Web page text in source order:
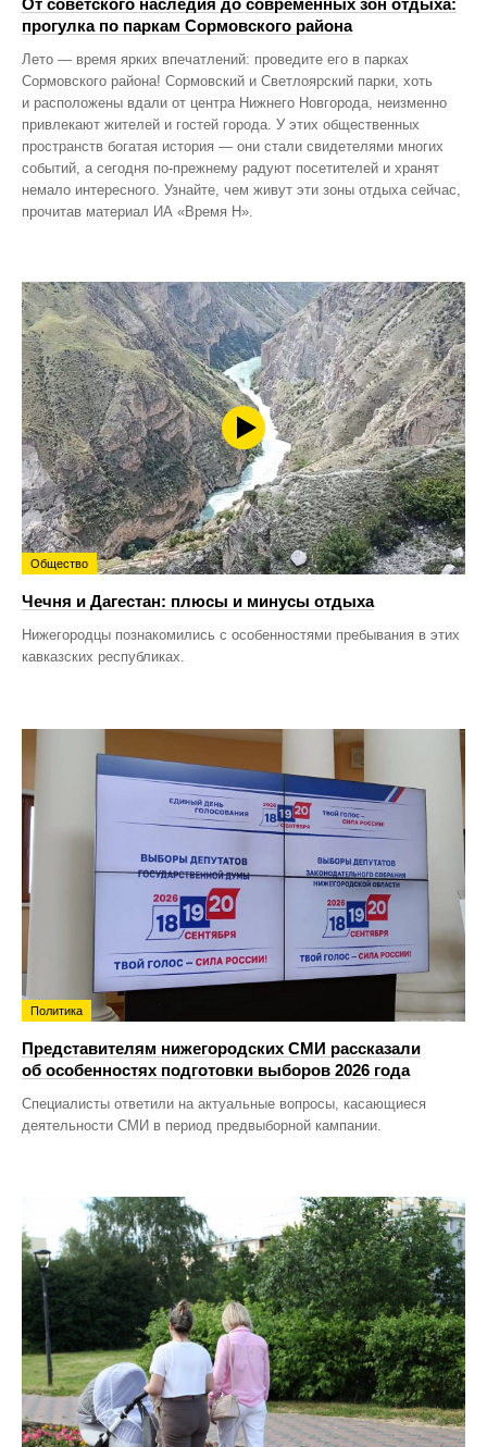
От советского наследия до современных зон отдыха:
прогулка по паркам Сормовского района
Лето — время ярких впечатлений: проведите его в парках
Сормовского района! Сормовский и Светлоярский парки, хоть
и расположены вдали от центра Нижнего Новгорода, неизменно
привлекают жителей и гостей города. У этих общественных
пространств богатая история — они стали свидетелями многих
событий, а сегодня по‑прежнему радуют посетителей и хранят
немало интересного. Узнайте, чем живут эти зоны отдыха сейчас,
прочитав материал ИА «Время Н».
Общество
Чечня и Дагестан: плюсы и минусы отдыха
Нижегородцы познакомились с особенностями пребывания в этих
кавказских республиках.
Политика
Представителям нижегородских СМИ рассказали
об особенностях подготовки выборов 2026 года
Специалисты ответили на актуальные вопросы, касающиеся
деятельности СМИ в период предвыборной кампании.